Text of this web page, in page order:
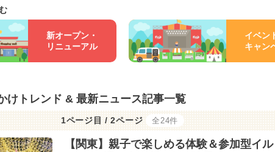
新オープン・
リニューアル
イベン
キャン
けトレンド & 最新ニュース記事一覧
1ページ目 / 2ページ 全24件
【関東】親子で楽しめる体験＆参加型イ